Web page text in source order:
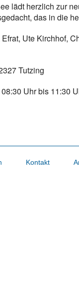
lädt herzlich zur
das in die
Ute Kirchhof,
Tutzing
Uhr bis 11:30
Kontakt